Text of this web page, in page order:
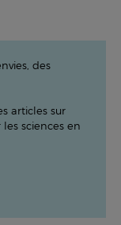
des
articles sur
les sciences en